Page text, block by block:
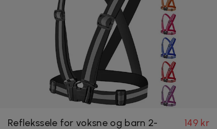
Reflekssele for voksne og barn 2-
149 kr